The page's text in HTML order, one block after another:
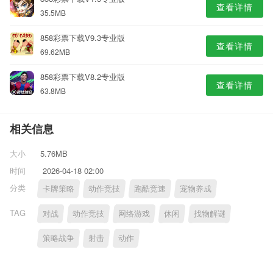
35.5MB 查看详情
858彩票下载V9.3专业版
69.62MB 查看详情
858彩票下载V8.2专业版
63.8MB 查看详情
相关信息
大小
5.76MB
时间
2026-04-18 02:00
分类
卡牌策略 动作竞技 跑酷竞速 宠物养成
TAG 对战 动作竞技 网络游戏 休闲 找物解谜
策略战争 射击 动作